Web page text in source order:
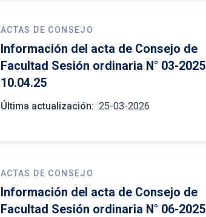
ACTAS DE CONSEJO
Información del acta de Consejo de
Facultad Sesión ordinaria N° 03-2025
10.04.25
Última actualización: 25-03-2026
ACTAS DE CONSEJO
Información del acta de Consejo de
Facultad Sesión ordinaria N° 06-2025